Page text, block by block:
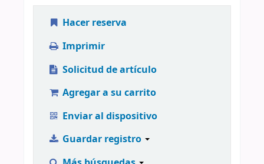
Hacer reserva
Imprimir
Solicitud de artículo
Agregar a su carrito
Enviar al dispositivo
Guardar registro